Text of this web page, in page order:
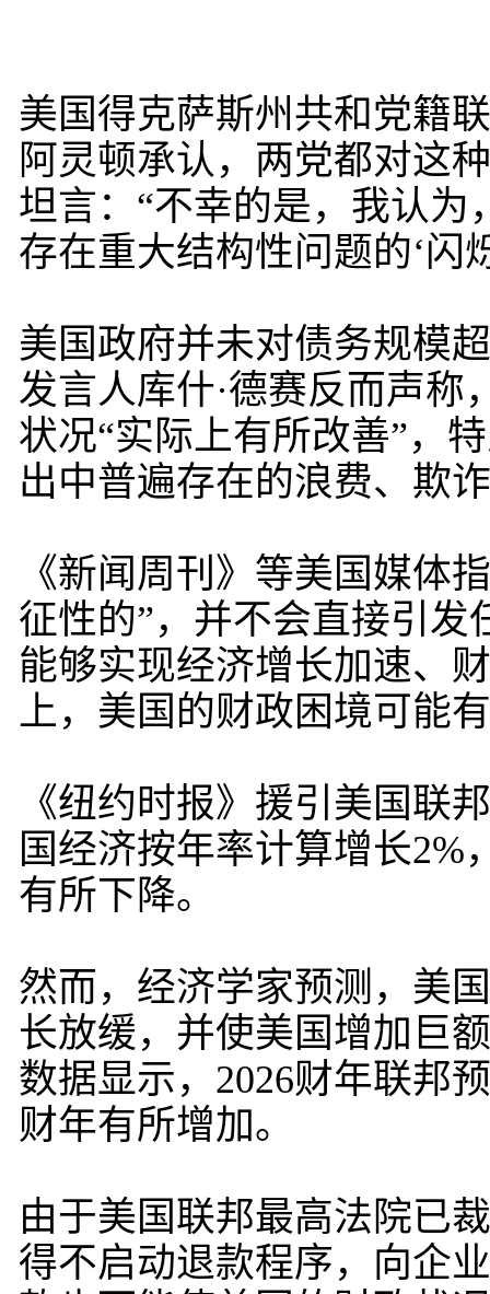
美国得克萨斯州共和党籍
阿灵顿承认，两党都对这
坦言：“不幸的是，我认
存在重大结构性问题的‘闪
美国政府并未对债务规模
发言人库什·德赛反而声称
状况“实际上有所改善”，
出中普遍存在的浪费、欺
《新闻周刊》等美国媒体
征性的”，并不会直接引
能够实现经济增长加速、
上，美国的财政困境可能
《纽约时报》援引美国联
国经济按年率计算增长2%
有所下降。
然而，经济学家预测，美
长放缓，并使美国增加巨
数据显示，2026财年联邦
财年有所增加。
由于美国联邦最高法院已
得不启动退款程序，向企